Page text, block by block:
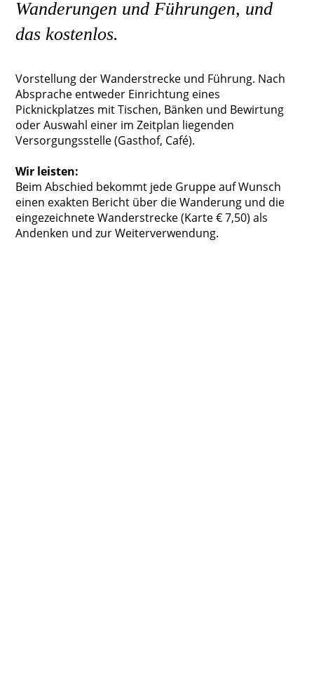
Wanderungen und Führungen, und
das kostenlos.
Vorstellung der Wanderstrecke und Führung. Nach
Absprache entweder Einrichtung eines
Picknickplatzes mit Tischen, Bänken und Bewirtung
oder Auswahl einer im Zeitplan liegenden
Versorgungsstelle (Gasthof, Café).
Wir leisten:
Beim Abschied bekommt jede Gruppe auf Wunsch
einen exakten Bericht über die Wanderung und die
eingezeichnete Wanderstrecke (Karte € 7,50) als
Andenken und zur Weiterverwendung.